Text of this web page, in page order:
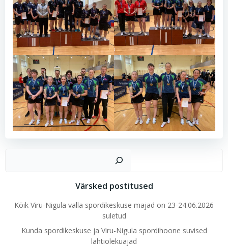
Värsked postitused
Kõik Viru-Nigula valla spordikeskuse majad on 23-24.06.2026
suletud
Kunda spordikeskuse ja Viru-Nigula spordihoone suvised
lahtiolekuajad